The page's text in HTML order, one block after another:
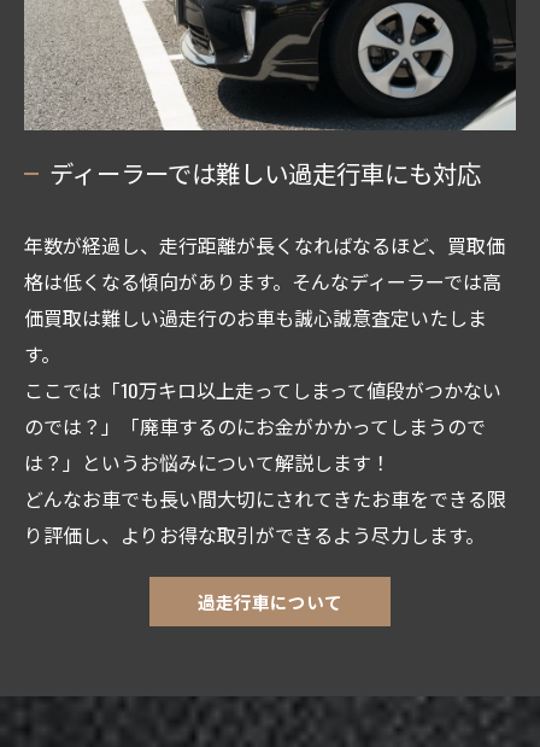
ディーラーでは難しい過走行車にも対応
年数が経過し、走行距離が長くなればなるほど、買取価
格は低くなる傾向があります。そんなディーラーでは高
価買取は難しい過走行のお車も誠心誠意査定いたしま
す。
ここでは「10万キロ以上走ってしまって値段がつかない
のでは？」「廃車するのにお金がかかってしまうので
は？」というお悩みについて解説します！
どんなお車でも長い間大切にされてきたお車をできる限
り評価し、よりお得な取引ができるよう尽力します。
過走行車について